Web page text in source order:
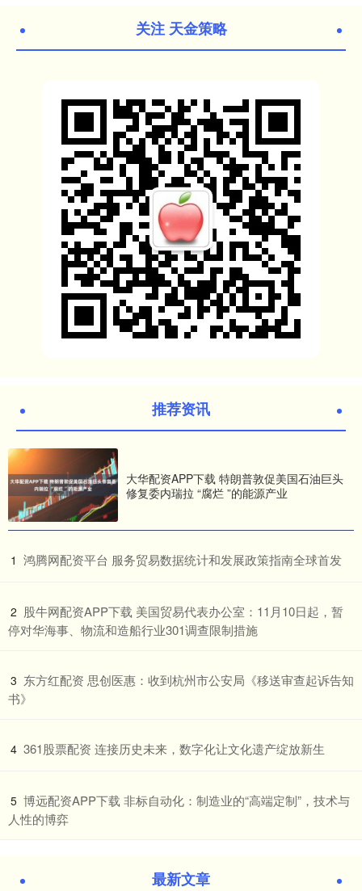
关注 天金策略
推荐资讯
大华配资APP下载 特朗普敦促美国石油巨头
修复委内瑞拉 “腐烂 ”的能源产业
1 ​鸿腾网配资平台 服务贸易数据统计和发展政策指南全球首发
2 ​股牛网配资APP下载 美国贸易代表办公室：11月10日起，暂
停对华海事、物流和造船行业301调查限制措施
3 ​东方红配资 思创医惠：收到杭州市公安局《移送审查起诉告知
书》
4 ​361股票配资 连接历史未来，数字化让文化遗产绽放新生
5 ​博远配资APP下载 非标自动化：制造业的“高端定制”，技术与
人性的博弈
最新文章